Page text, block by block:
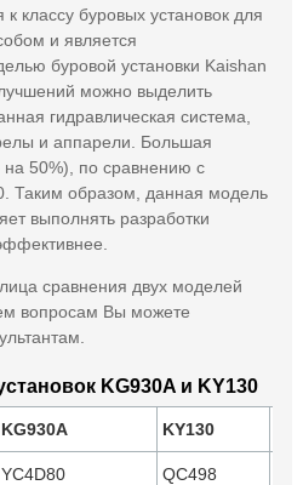
классу буровых установок для
и является
буровой установки Kaishan
можно выделить
гидравлическая система,
и аппарели. Большая
50%), по сравнению с
Таким образом, данная модель
выполнять разработки
сравнения двух моделей
вопросам Вы можете
KG930A и KY130
KG930A KY130
YC4D80 QC498